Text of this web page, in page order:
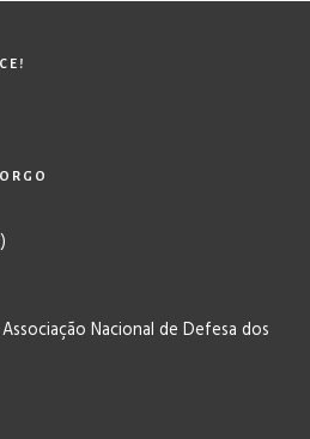
Nacional de Defesa dos